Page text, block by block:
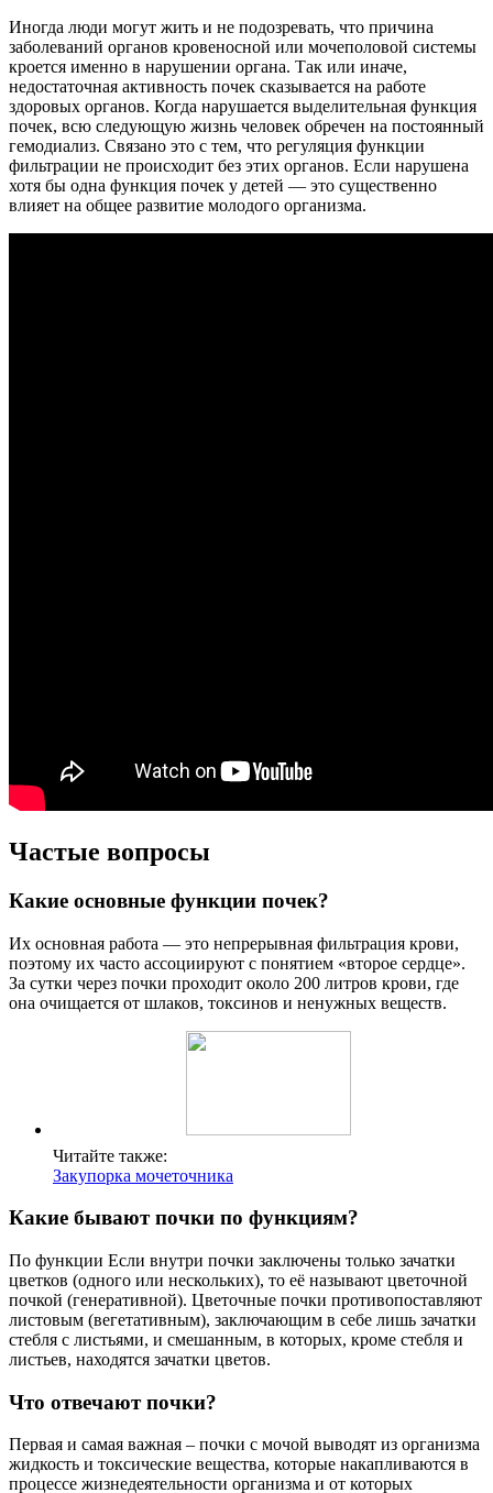
Иногда люди могут жить и не подозревать, что причина
заболеваний органов кровеносной или мочеполовой системы
кроется именно в нарушении органа. Так или иначе,
недостаточная активность почек сказывается на работе
здоровых органов. Когда нарушается выделительная функция
почек, всю следующую жизнь человек обречен на постоянный
гемодиализ. Связано это с тем, что регуляция функции
фильтрации не происходит без этих органов. Если нарушена
хотя бы одна функция почек у детей — это существенно
влияет на общее развитие молодого организма.
Частые вопросы
Какие основные функции почек?
Их основная работа — это непрерывная фильтрация крови,
поэтому их часто ассоциируют с понятием «второе сердце».
За сутки через почки проходит около 200 литров крови, где
она очищается от шлаков, токсинов и ненужных веществ.
Читайте также:
Закупорка мочеточника
Какие бывают почки по функциям?
По функции Если внутри почки заключены только зачатки
цветков (одного или нескольких), то её называют цветочной
почкой (генеративной). Цветочные почки противопоставляют
листовым (вегетативным), заключающим в себе лишь зачатки
стебля с листьями, и смешанным, в которых, кроме стебля и
листьев, находятся зачатки цветов.
Что отвечают почки?
Первая и самая важная – почки с мочой выводят из организма
жидкость и токсические вещества, которые накапливаются в
процессе жизнедеятельности организма и от которых